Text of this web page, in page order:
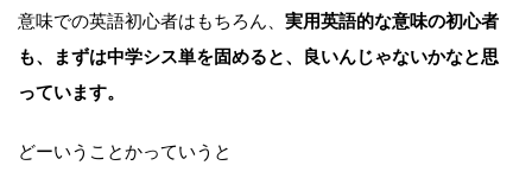
意味での英語初心者はもちろん、 実用英語的な意味の初心者
も、まずは中学シス単を固めると、良いんじゃないかなと思
っています。
どーいうことかっていうと